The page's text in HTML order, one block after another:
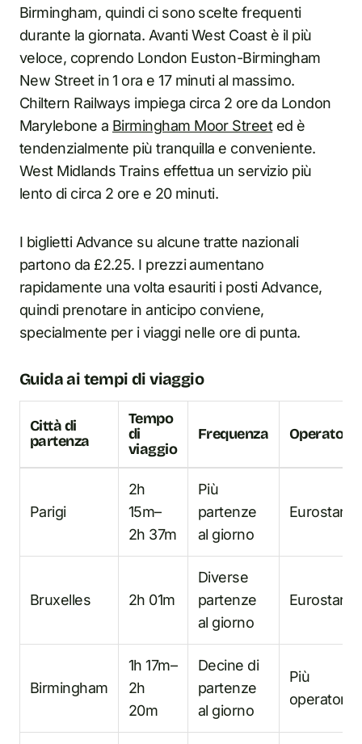
Birmingham, quindi ci sono scelte frequenti
durante la giornata. Avanti West Coast è il più
veloce, coprendo London Euston-Birmingham
New Street in 1 ora e 17 minuti al massimo.
Chiltern Railways impiega circa 2 ore da London
Marylebone a Birmingham Moor Streeted è
tendenzialmente più tranquilla e conveniente.
West Midlands Trains effettua un servizio più
lento di circa 2 ore e 20 minuti.
I biglietti Advance su alcune tratte nazionali
partono da £2.25. I prezzi aumentano
rapidamente una volta esauriti i posti Advance,
quindi prenotare in anticipo conviene,
specialmente per i viaggi nelle ore di punta.
Guida ai tempi di viaggio
Città di
partenza
Tempo
di
viaggio
Frequenza Operatore
Parigi
2h
15m–
2h 37m
Più
partenze
al giorno
Eurostar
Bruxelles 2h 01m
Diverse
partenze
al giorno
Eurostar
Birmingham
1h 17m–
2h
20m
Decine di
partenze
al giorno
Più
operatori